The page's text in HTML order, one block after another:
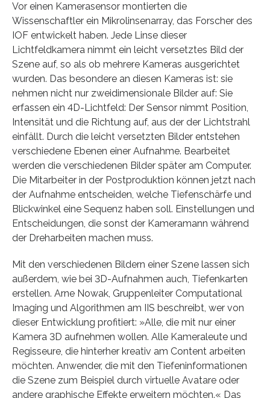
Vor einen Kamerasensor montierten die
Wissenschaftler ein Mikrolinsenarray, das Forscher des
IOF entwickelt haben. Jede Linse dieser
Lichtfeldkamera nimmt ein leicht versetztes Bild der
Szene auf, so als ob mehrere Kameras ausgerichtet
wurden. Das besondere an diesen Kameras ist: sie
nehmen nicht nur zweidimensionale Bilder auf: Sie
erfassen ein 4D-Lichtfeld: Der Sensor nimmt Position,
Intensität und die Richtung auf, aus der der Lichtstrahl
einfällt. Durch die leicht versetzten Bilder entstehen
verschiedene Ebenen einer Aufnahme. Bearbeitet
werden die verschiedenen Bilder später am Computer.
Die Mitarbeiter in der Postproduktion können jetzt nach
der Aufnahme entscheiden, welche Tiefenschärfe und
Blickwinkel eine Sequenz haben soll. Einstellungen und
Entscheidungen, die sonst der Kameramann während
der Dreharbeiten machen muss.
Mit den verschiedenen Bildern einer Szene lassen sich
außerdem, wie bei 3D-Aufnahmen auch, Tiefenkarten
erstellen. Arne Nowak, Gruppenleiter Computational
Imaging und Algorithmen am IIS beschreibt, wer von
dieser Entwicklung profitiert: »Alle, die mit nur einer
Kamera 3D aufnehmen wollen. Alle Kameraleute und
Regisseure, die hinterher kreativ am Content arbeiten
möchten. Anwender, die mit den Tiefeninformationen
die Szene zum Beispiel durch virtuelle Avatare oder
andere graphische Effekte erweitern möchten.« Das